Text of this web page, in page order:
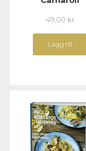
49,00 kr
Lägg till